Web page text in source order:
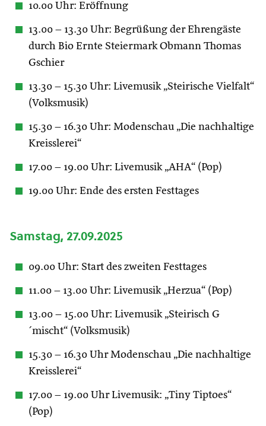
10.00 Uhr: Eröffnung
13.00 – 13.30 Uhr: Begrüßung der Ehrengäste
durch Bio Ernte Steiermark Obmann Thomas
Gschier
13.30 – 15.30 Uhr: Livemusik „Steirische Vielfalt“
(Volksmusik)
15.30 – 16.30 Uhr: Modenschau „Die nachhaltige
Kreisslerei“
17.00 – 19.00 Uhr: Livemusik „AHA“ (Pop)
19.00 Uhr: Ende des ersten Festtages
Samstag, 27.09.2025
09.00 Uhr: Start des zweiten Festtages
11.00 – 13.00 Uhr: Livemusik „Herzua“ (Pop)
13.00 – 15.00 Uhr: Livemusik „Steirisch G
´mischt“ (Volksmusik)
15.30 – 16.30 Uhr Modenschau „Die nachhaltige
Kreisslerei“
17.00 – 19.00 Uhr Livemusik: „Tiny Tiptoes“
(Pop)